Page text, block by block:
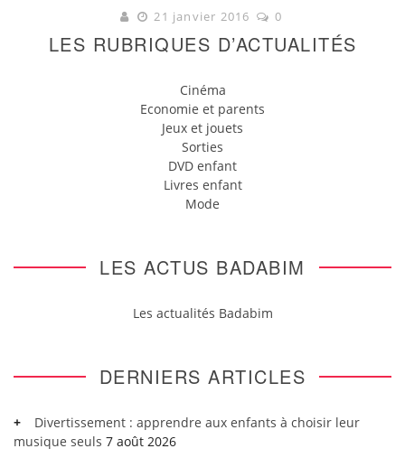
21 janvier 2016 0
LES RUBRIQUES D’ACTUALITÉS
Cinéma
Economie et parents
Jeux et jouets
Sorties
DVD enfant
Livres enfant
Mode
LES ACTUS BADABIM
Les actualités Badabim
DERNIERS ARTICLES
Divertissement : apprendre aux enfants à choisir leur
musique seuls 7 août 2026